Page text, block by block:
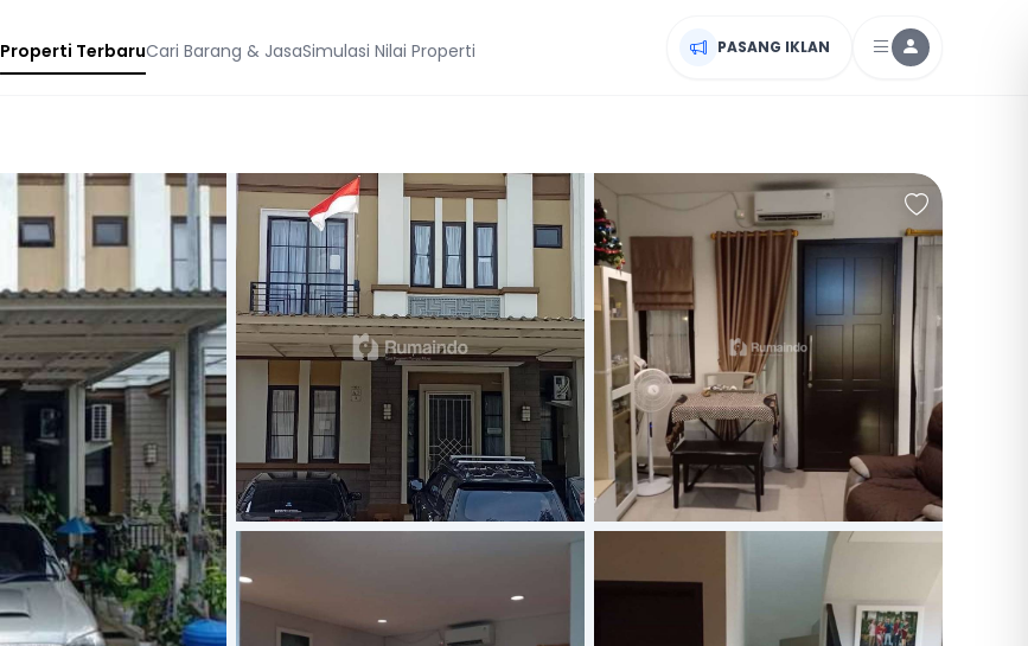
Properti TerbaruCari Barang & JasaSimulasi Nilai Properti PASANG IKLAN